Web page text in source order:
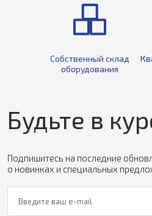
Собственный склад
оборудования
Будьте в
Подпишитесь на последние
о новинках и специальных